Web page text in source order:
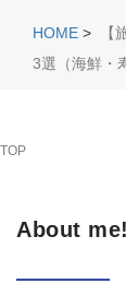
HOME >
3選（海鮮・
TOP
About me!